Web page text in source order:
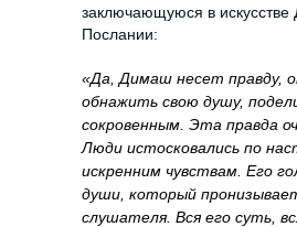
заключающуюся в
Послании:
«Да, Димаш несет правду,
обнажить свою душу,
сокровенным. Эта правда
Люди истосковались по
искренним чувствам. Его
души, который
слушателя. Вся его суть,